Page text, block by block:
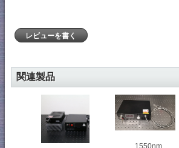
レビューを書く
関連製品
1550nm